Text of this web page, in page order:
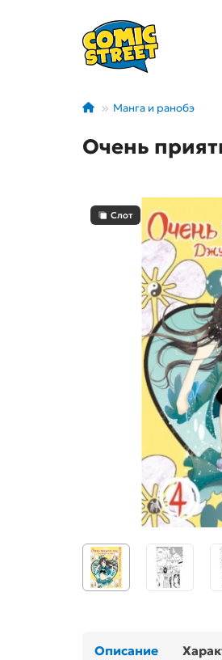
Манга и ранобэ
Очень
Слот
Описание